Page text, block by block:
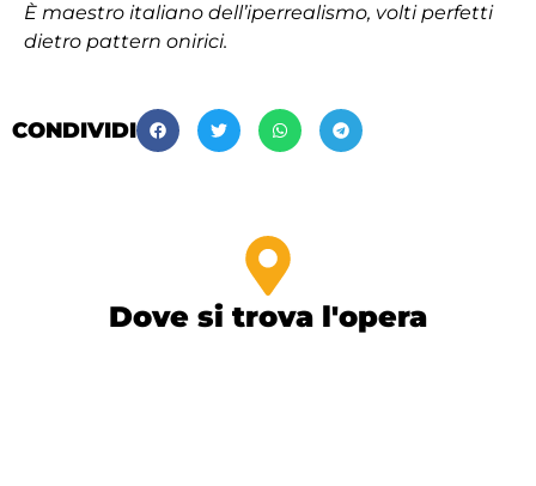
È maestro italiano dell’iperrealismo, volti perfetti
dietro pattern onirici.
CONDIVIDI
Dove si trova l'opera